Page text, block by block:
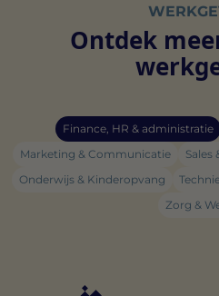
Ontdek
Finance, HR & administratie
Marketing & Communicatie
Sales
Onderwijs & Kinderopvang
Zorg &